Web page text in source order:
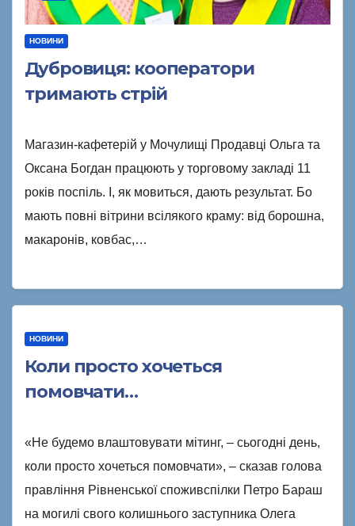
НОВИНИ
Дубровиця: кооператори
тримають стрій
Магазин-кафетерій у Мочулищі Продавці Ольга та
Оксана Богдан працюють у торговому закладі 11
років поспіль. І, як мовиться, дають результат. Бо
мають повні вітрини всілякого краму: від борошна,
макаронів, ковбас,…
НОВИНИ
Коли просто хочеться
помовчати…
«Не будемо влаштовувати мітинг, – сьогодні день,
коли просто хочеться помовчати», – сказав голова
правління Рівненської споживспілки Петро Бараш
на могилі свого колишнього заступника Олега